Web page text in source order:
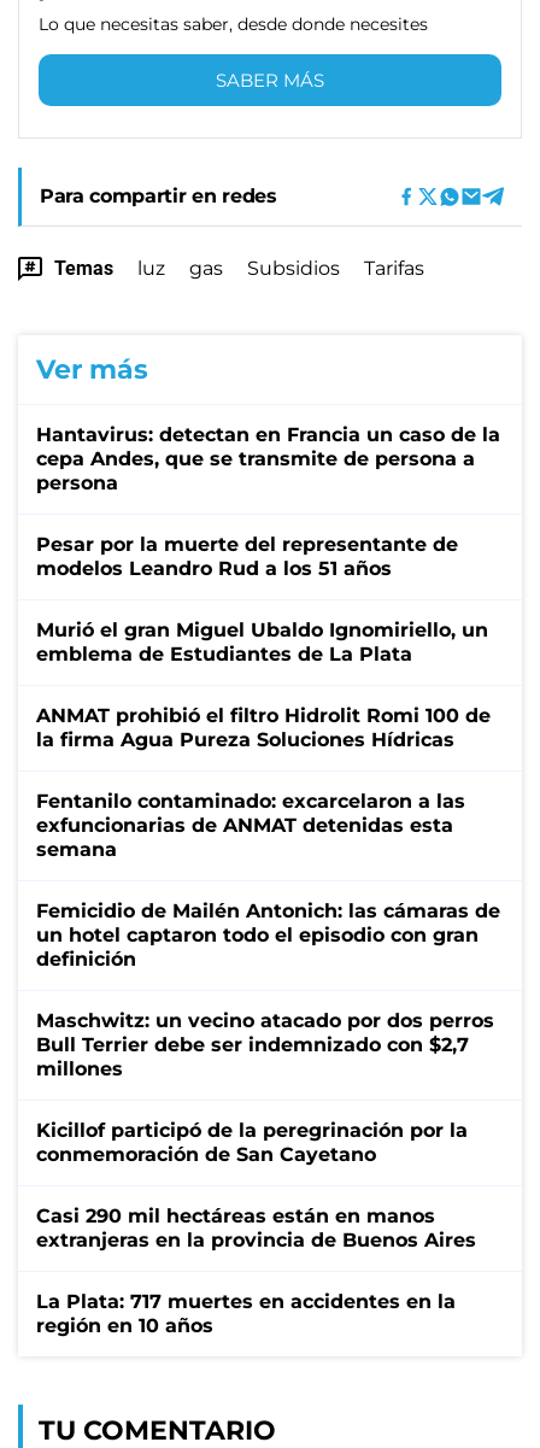
Lo que necesitas saber, desde donde necesites
SABER MÁS
Para compartir en redes
Temas luz gas Subsidios Tarifas
Ver más
Hantavirus: detectan en Francia un caso de la
cepa Andes, que se transmite de persona a
persona
Pesar por la muerte del representante de
modelos Leandro Rud a los 51 años
Murió el gran Miguel Ubaldo Ignomiriello, un
emblema de Estudiantes de La Plata
ANMAT prohibió el filtro Hidrolit Romi 100 de
la firma Agua Pureza Soluciones Hídricas
Fentanilo contaminado: excarcelaron a las
exfuncionarias de ANMAT detenidas esta
semana
Femicidio de Mailén Antonich: las cámaras de
un hotel captaron todo el episodio con gran
definición
Maschwitz: un vecino atacado por dos perros
Bull Terrier debe ser indemnizado con $2,7
millones
Kicillof participó de la peregrinación por la
conmemoración de San Cayetano
Casi 290 mil hectáreas están en manos
extranjeras en la provincia de Buenos Aires
La Plata: 717 muertes en accidentes en la
región en 10 años
TU COMENTARIO